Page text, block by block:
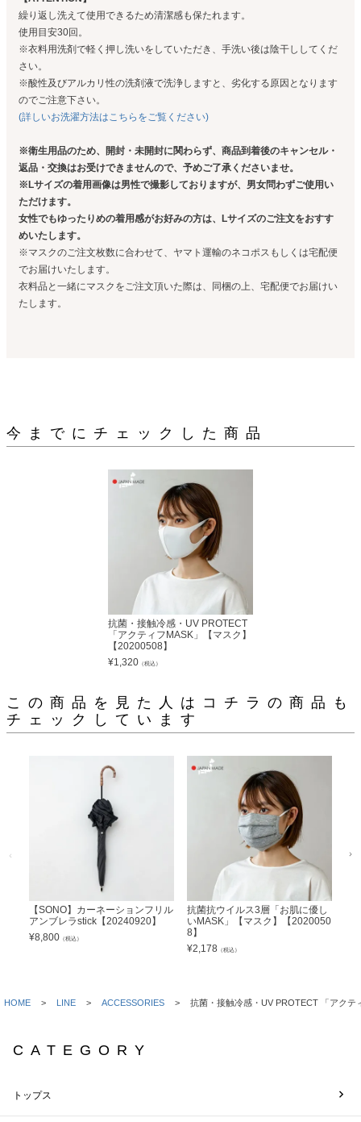
繰り返し洗えて使用できるため清潔感も保たれます。
使用目安30回。
※衣料用洗剤で軽く押し洗いをしていただき、手洗い後は陰干ししてくだ
さい。
※酸性及びアルカリ性の洗剤液で洗浄しますと、劣化する原因となります
のでご注意下さい。
(詳しいお洗濯方法はこちらをご覧ください)
※衛生用品のため、開封・未開封に関わらず、商品到着後のキャンセル・
返品・交換はお受けできませんので、予めご了承くださいませ。
※Lサイズの着用画像は男性で撮影しておりますが、男女問わずご使用い
ただけます。
女性でもゆったりめの着用感がお好みの方は、Lサイズのご注文をおすす
めいたします。
※マスクのご注文枚数に合わせて、ヤマト運輸のネコポスもしくは宅配便
でお届けいたします。
衣料品と一緒にマスクをご注文頂いた際は、同梱の上、宅配便でお届けい
たします。
今までにチェックした商品
抗菌・接触冷感・UV PROTECT
「アクティフMASK」【マスク】
【20200508】
¥1,320 （税込）
この商品を見た人はコチラの商品も
チェックしています
【SONO】カーネーションフリル
アンブレラstick【20240920】
¥8,800 （税込）
抗菌抗ウイルス3層「お肌に優し
いMASK」【マスク】【2020050
8】
¥2,178 （税込）
HOME LINE ACCESSORIES 抗菌・接触冷感・UV PROTECT 「アクテ
CATEGORY
トップス